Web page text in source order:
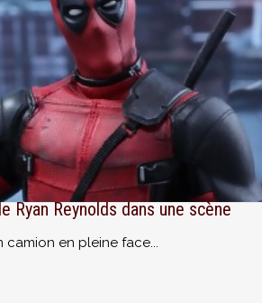
Ryan Reynolds dans une scène
camion en pleine face...